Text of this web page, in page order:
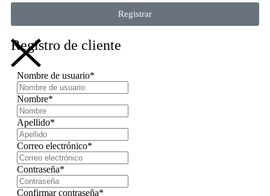
Registrar
Registro de cliente
Nombre de usuario*
Nombre*
Apellido*
Correo electrónico*
Contraseña*
Confirmar contraseña*